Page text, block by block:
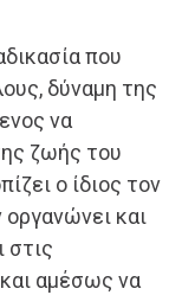
που
δύναμη της
να
ζωής του
ο ίδιος τον
και
στις
αμέσως να